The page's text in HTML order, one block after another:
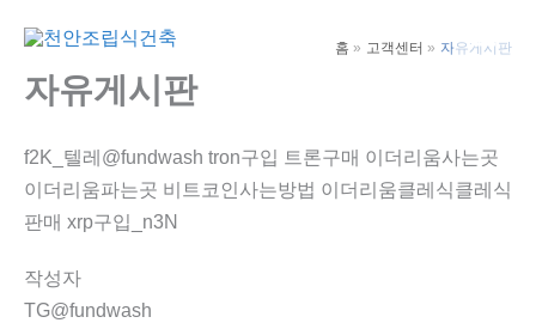
Main
홈 고객센터 자유게시판
자유게시판
f2K_텔레@fundwash tron구입 트론구매 이더리움사는곳
이더리움파는곳 비트코인사는방법 이더리움클레식클레식
판매 xrp구입_n3N
작성자
TG@fundwash